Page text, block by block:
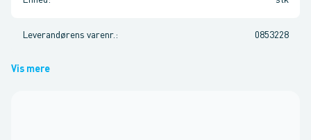
Leverandørens varenr. : 0853228
Vis mere